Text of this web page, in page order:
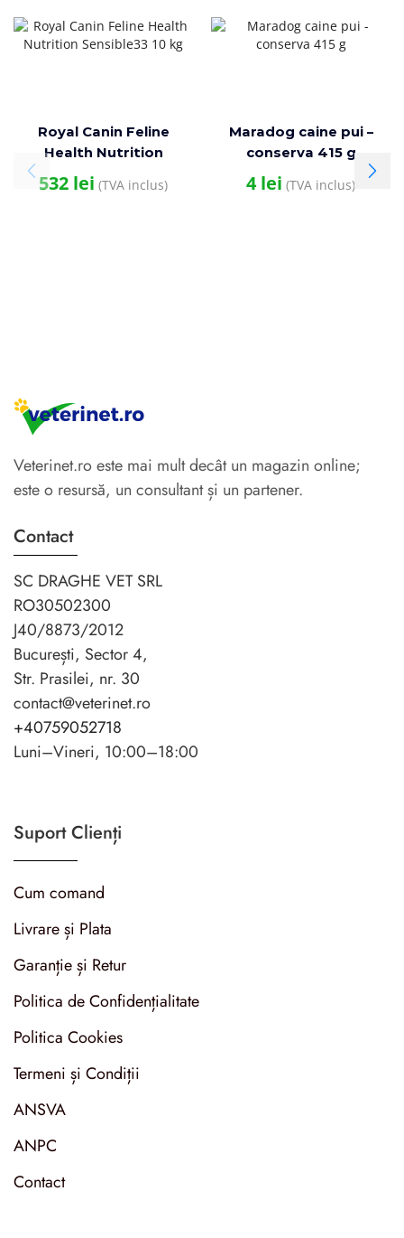
Royal Canin Feline
Health Nutrition
Sensible33 10 kg
532 lei (TVA inclus)
Maradog caine pui –
conserva 415 g
4lei (TVA inclus)
Veterinet.ro este mai mult decât un magazin online;
este o resursă, un consultant și un partener.
Contact
SC DRAGHE VET SRL
RO30502300
J40/8873/2012
București, Sector 4,
Str. Prasilei, nr. 30
contact@veterinet.ro
+40759052718
Luni–Vineri, 10:00–18:00
Suport Clienți
Cum comand
Livrare și Plata
Garanție și Retur
Politica de Confidențialitate
Politica Cookies
Termeni și Condiții
ANSVA
ANPC
Contact